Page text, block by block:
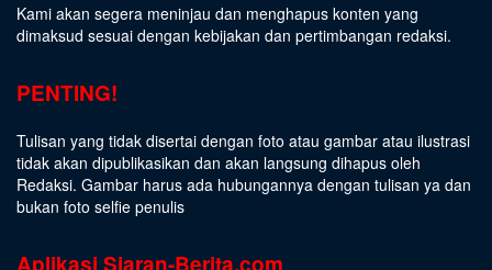
Kami akan segera meninjau dan menghapus konten yang
dimaksud sesuai dengan kebijakan dan pertimbangan redaksi.
PENTING!
Tulisan yang tidak disertai dengan foto atau gambar atau ilustrasi
tidak akan dipublikasikan dan akan langsung dihapus oleh
Redaksi. Gambar harus ada hubungannya dengan tulisan ya dan
bukan foto selfie penulis
Aplikasi Siaran-Berita.com